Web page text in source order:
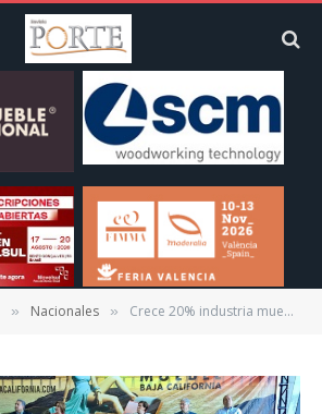
» Nacionales » ​Crece 20% industria mueblera de BC en 2016